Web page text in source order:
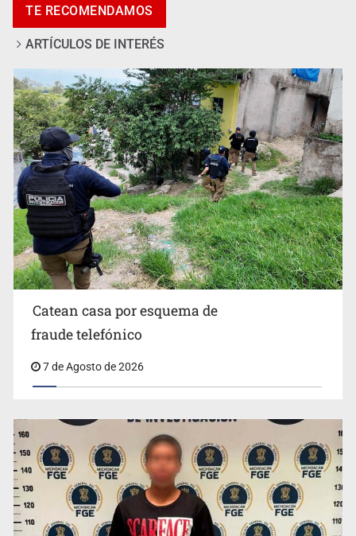
unilateral de EUA contra cárteles
Lamenta Carla Humphrey la negativa del INE para
aprobar lineamientos de fiscalización
Resalta Fujimori restablecimiento de relaciones con
México
TE RECOMENDAMOS
ARTÍCULOS DE INTERÉS
Catean casa por esquema de
fraude telefónico
7 de Agosto de 2026